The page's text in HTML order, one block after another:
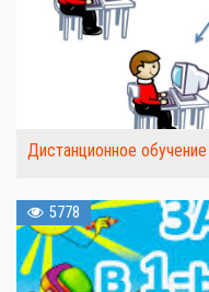
Дистанционное обучение
5778